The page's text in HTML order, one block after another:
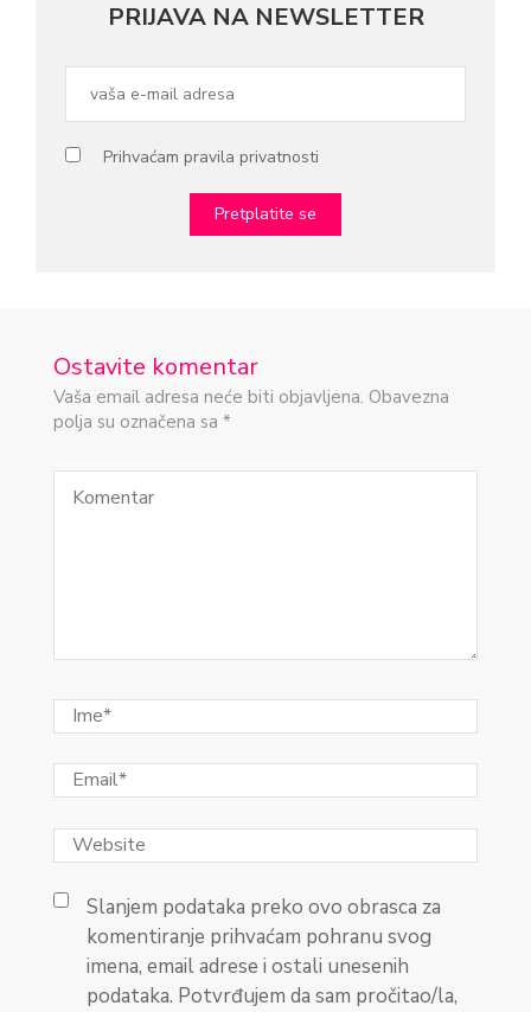
PRIJAVA NA NEWSLETTER
Prihvaćam pravila privatnosti
Ostavite komentar
Vaša email adresa neće biti objavljena. Obavezna
polja su označena sa *
Slanjem podataka preko ovo obrasca za
komentiranje prihvaćam pohranu svog
imena, email adrese i ostali unesenih
podataka. Potvrđujem da sam pročitao/la,